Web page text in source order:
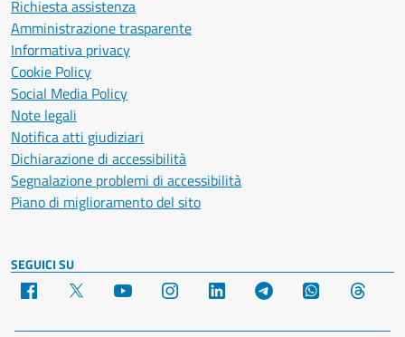
Richiesta assistenza
Amministrazione trasparente
Informativa privacy
Cookie Policy
Social Media Policy
Note legali
Notifica atti giudiziari
Dichiarazione di accessibilità
Segnalazione problemi di accessibilità
Piano di miglioramento del sito
SEGUICI SU
Facebook YouTube Instagram LinkedIn Telegram WhatsApp